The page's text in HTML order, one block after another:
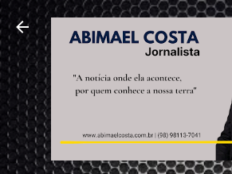
Pular para o conteúdo